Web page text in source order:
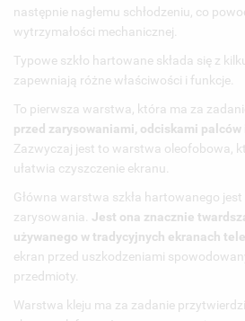
następnie nagłemu schłodzeniu, co
wytrzymałości mechanicznej.
Typowe szkło hartowane składa się z
zapewniają różne właściwości i funkcje.
To pierwsza warstwa, która ma za
przed zarysowaniami, odciskami
Zazwyczaj jest to warstwa oleofobowa,
ułatwia czyszczenie ekranu.
Główna warstwa szkła hartowanego
zarysowania. Jest ona znacznie
używanego w tradycyjnych ekranach
ekran przed uszkodzeniami
przedmioty.
Warstwa kleju ma za zadanie